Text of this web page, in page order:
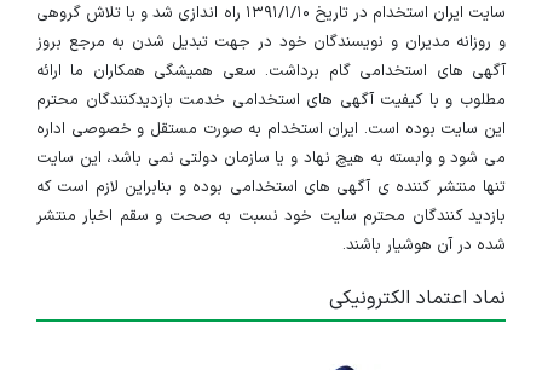
استخدام بازاریاب و ویزیتور
تهران
۱ سال پیش منقضی شده
کارگر فنی
زنجان
سایت ایران استخدام در تاریخ ۱۳۹۱/۱/۱۰ راه اندازی شد و با تلاش گروهی
و روزانه مدیران و نویسندگان خود در جهت تبدیل شدن به مرجع بروز
آگهی های استخدامی گام برداشت. سعی همیشگی همکاران ما ارائه
مطلوب و با کیفیت آگهی های استخدامی خدمت بازدیدکنندگان محترم
این سایت بوده است. ایران استخدام به صورت مستقل و خصوصی اداره
می شود و وابسته به هیچ نهاد و یا سازمان دولتی نمی باشد، این سایت
تنها منتشر کننده ی آگهی های استخدامی بوده و بنابراین لازم است که
بازدید کنندگان محترم سایت خود نسبت به صحت و سقم اخبار منتشر
شده در آن هوشیار باشند.
نماد اعتماد الکترونیکی